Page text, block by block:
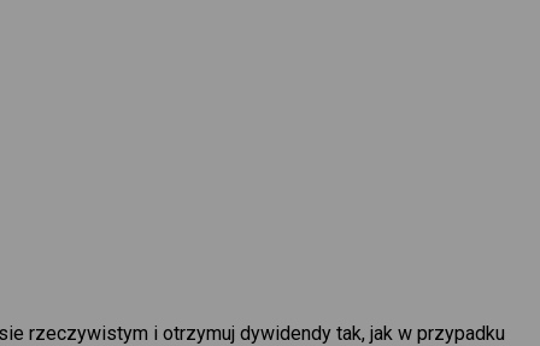
rzeczywistym i otrzymuj dywidendy tak, jak w przypadku